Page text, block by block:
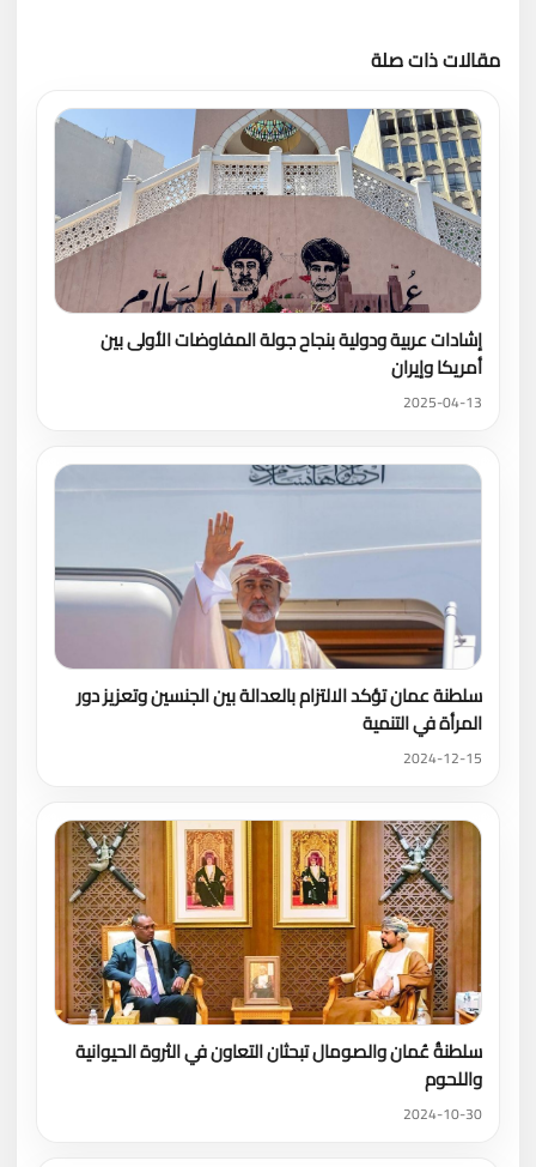
مقالات ذات صلة
إشادات عربية ودولية بنجاح جولة المفاوضات الأولى بين
أمريكا وإيران
2025-04-13
سلطنة عمان تؤكد الالتزام بالعدالة بين الجنسين وتعزيز دور
المرأة في التنمية
2024-12-15
سلطنةُ عُمان والصومال تبحثان التعاون في الثروة الحيوانية
واللحوم
2024-10-30